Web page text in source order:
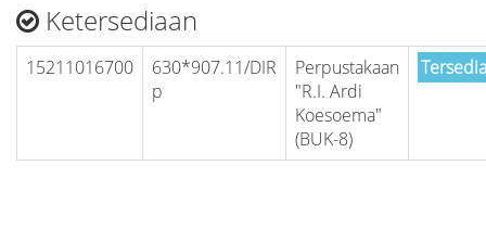
Ketersediaan
15211016700
630*907.11/DIR
p
Perpustakaan
"R.I. Ardi
Koesoema"
(BUK-8)
Tersedia